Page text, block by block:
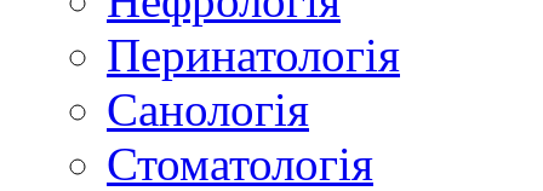
Перинатологія
Санологія
Стоматологія